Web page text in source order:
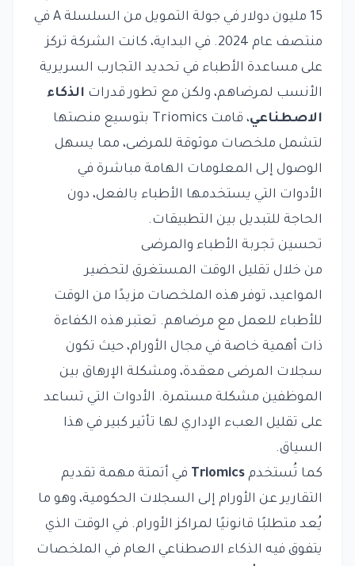
15 مليون دولار في جولة التمويل من السلسلة A في
منتصف عام 2024. في البداية، كانت الشركة تركز
على مساعدة الأطباء في تحديد التجارب السريرية
الأنسب لمرضاهم، ولكن مع تطور قدرات الذكاء
الاصطناعي
، قامت Triomics بتوسيع منصتها
لتشمل ملخصات موثوقة للمرضى، مما يسهل
الوصول إلى المعلومات الهامة مباشرة في
الأدوات التي يستخدمها الأطباء بالفعل، دون
الحاجة للتبديل بين التطبيقات.
تحسين تجربة الأطباء والمرضى
من خلال تقليل الوقت المستغرق لتحضير
المواعيد، توفر هذه الملخصات مزيدًا من الوقت
للأطباء للعمل مع مرضاهم. تعتبر هذه الكفاءة
ذات أهمية خاصة في مجال الأورام، حيث تكون
سجلات المرضى معقدة، ومشكلة الإرهاق بين
الموظفين مشكلة مستمرة. الأدوات التي تساعد
على تقليل العبء الإداري لها تأثير كبير في هذا
السياق.
كما تُستخدم Triomics في أتمتة مهمة تقديم
التقارير عن الأورام إلى السجلات الحكومية، وهو ما
يُعد متطلبًا قانونيًا لمراكز الأورام. في الوقت الذي
يتفوق فيه الذكاء الاصطناعي العام في الملخصات